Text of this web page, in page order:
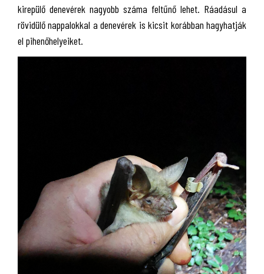
kirepülő denevérek nagyobb száma feltűnő lehet. Ráadásul a
rövidülő nappalokkal a denevérek is kicsit korábban hagyhatják
el pihenőhelyeiket.